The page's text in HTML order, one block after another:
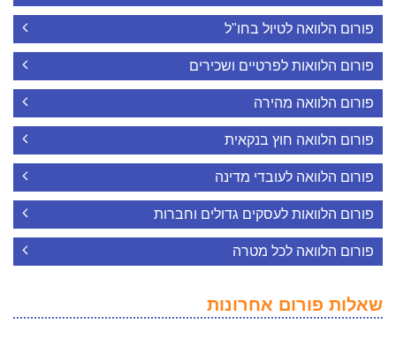
פורום הלוואה לטיול בחו"ל
פורום הלוואות לפרטיים ושכירים
פורום הלוואה מהירה
פורום הלוואה חוץ בנקאית
פורום הלוואה לעובדי מדינה
פורום הלוואות לעסקים גדולים וחברות
פורום הלוואה לכל מטרה
שאלות פורום אחרונות